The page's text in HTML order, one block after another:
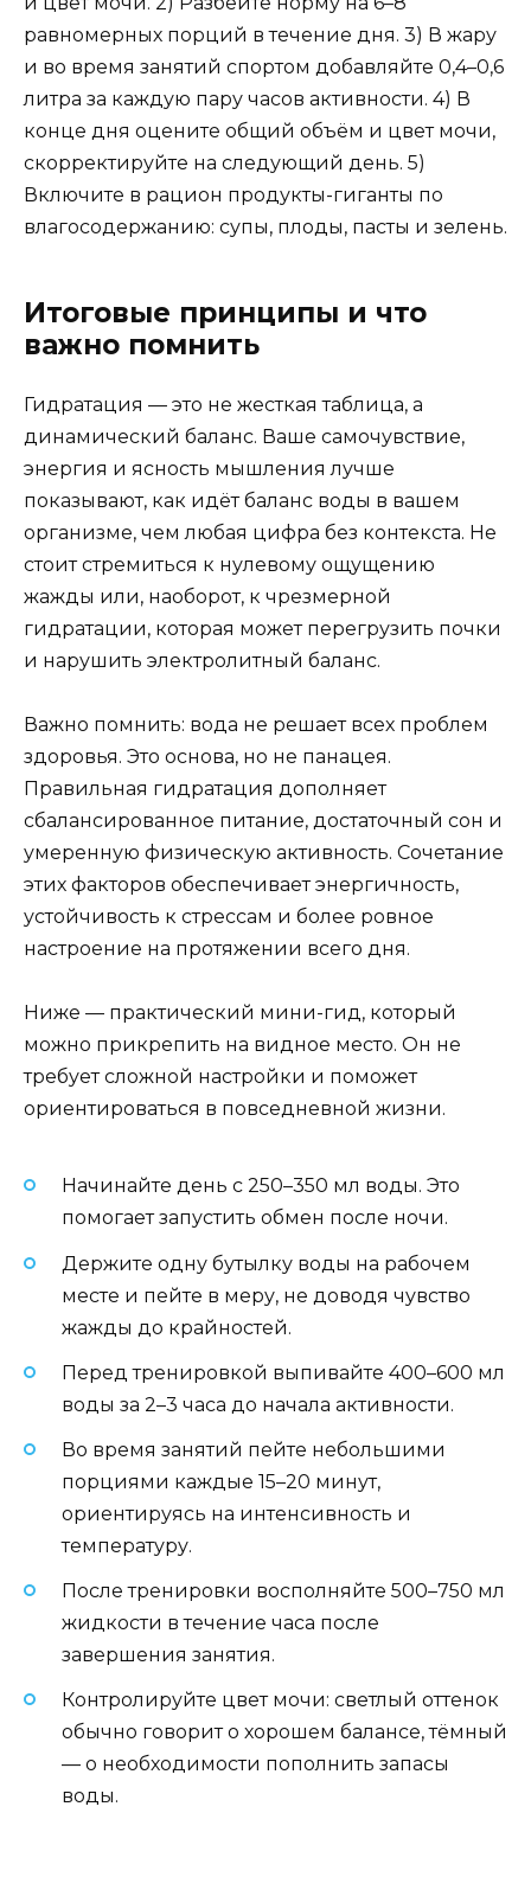
равномерных порций в течение дня. 3) В жару
и во время занятий спортом добавляйте 0,4–0,6
литра за каждую пару часов активности. 4) В
конце дня оцените общий объём и цвет мочи,
скорректируйте на следующий день. 5)
Включите в рацион продукты-гиганты по
влагосодержанию: супы, плоды, пасты и зелень.
Итоговые принципы и что
важно помнить
Гидратация — это не жесткая таблица, а
динамический баланс. Ваше самочувствие,
энергия и ясность мышления лучше
показывают, как идёт баланс воды в вашем
организме, чем любая цифра без контекста. Не
стоит стремиться к нулевому ощущению
жажды или, наоборот, к чрезмерной
гидратации, которая может перегрузить почки
и нарушить электролитный баланс.
Важно помнить: вода не решает всех проблем
здоровья. Это основа, но не панацея.
Правильная гидратация дополняет
сбалансированное питание, достаточный сон и
умеренную физическую активность. Сочетание
этих факторов обеспечивает энергичность,
устойчивость к стрессам и более ровное
настроение на протяжении всего дня.
Ниже — практический мини-гид, который
можно прикрепить на видное место. Он не
требует сложной настройки и поможет
ориентироваться в повседневной жизни.
Начинайте день с 250–350 мл воды. Это
помогает запустить обмен после ночи.
Держите одну бутылку воды на рабочем
месте и пейте в меру, не доводя чувство
жажды до крайностей.
Перед тренировкой выпивайте 400–600 мл
воды за 2–3 часа до начала активности.
Во время занятий пейте небольшими
порциями каждые 15–20 минут,
ориентируясь на интенсивность и
температуру.
После тренировки восполняйте 500–750 мл
жидкости в течение часа после
завершения занятия.
Контролируйте цвет мочи: светлый оттенок
обычно говорит о хорошем балансе, тёмный
— о необходимости пополнить запасы
воды.